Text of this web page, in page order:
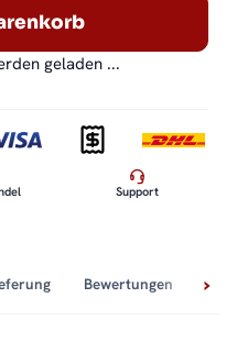
geladen ...
Support
Bewertungen